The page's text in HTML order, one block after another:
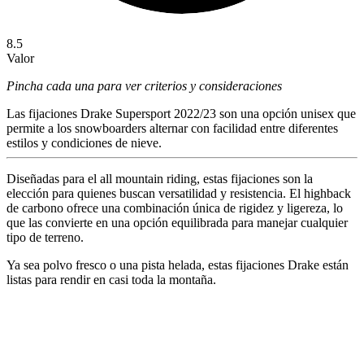
8.5
Valor
Pincha cada una para ver criterios y consideraciones
Las fijaciones Drake Supersport 2022/23 son una opción unisex que
permite a los snowboarders alternar con facilidad entre diferentes
estilos y condiciones de nieve.
Diseñadas para el all mountain riding, estas fijaciones son la
elección para quienes buscan versatilidad y resistencia. El highback
de carbono ofrece una combinación única de rigidez y ligereza, lo
que las convierte en una opción equilibrada para manejar cualquier
tipo de terreno.
Ya sea polvo fresco o una pista helada, estas fijaciones Drake están
listas para rendir en casi toda la montaña.